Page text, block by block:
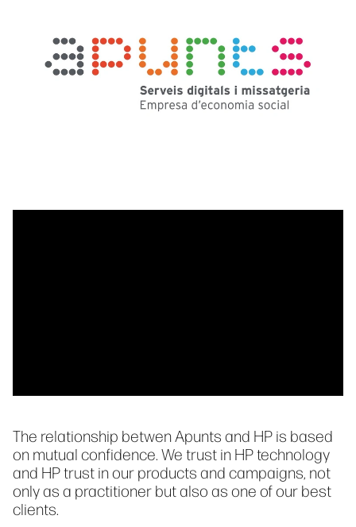
The relationship betwen Apunts and HP is based
on mutual confidence. We trust in HP technology
and HP trust in our products and campaigns, not
only as a practitioner but also as one of our best
clients.